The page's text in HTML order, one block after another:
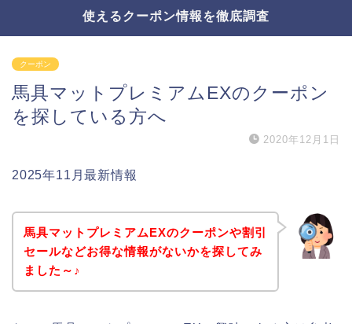
使えるクーポン情報を徹底調査
クーポン
馬具マットプレミアムEXのクーポン
を探している方へ
2020年12月1日
2025年11月最新情報
馬具マットプレミアムEXのクーポンや割引
セールなどお得な情報がないかを探してみ
ました～♪